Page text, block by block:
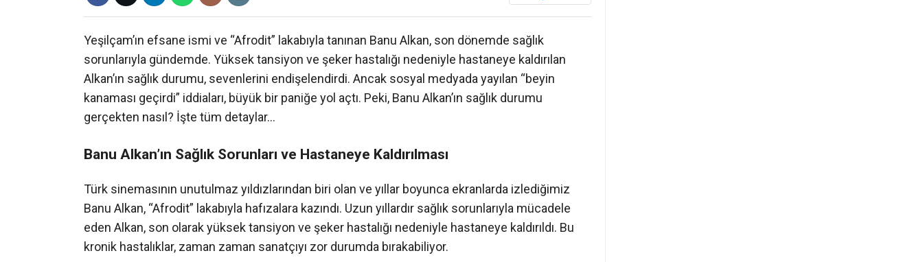
Yeşilçam’ın efsane ismi ve “Afrodit” lakabıyla tanınan Banu Alkan, son dönemde sağlık
sorunlarıyla gündemde. Yüksek tansiyon ve şeker hastalığı nedeniyle hastaneye kaldırılan
Alkan’ın sağlık durumu, sevenlerini endişelendirdi. Ancak sosyal medyada yayılan “beyin
kanaması geçirdi” iddiaları, büyük bir paniğe yol açtı. Peki, Banu Alkan’ın sağlık durumu
gerçekten nasıl? İşte tüm detaylar…
Banu Alkan’ın Sağlık Sorunları ve Hastaneye Kaldırılması
Türk sinemasının unutulmaz yıldızlarından biri olan ve yıllar boyunca ekranlarda izlediğimiz
Banu Alkan, “Afrodit” lakabıyla hafızalara kazındı. Uzun yıllardır sağlık sorunlarıyla mücadele
eden Alkan, son olarak yüksek tansiyon ve şeker hastalığı nedeniyle hastaneye kaldırıldı. Bu
kronik hastalıklar, zaman zaman sanatçıyı zor durumda bırakabiliyor.